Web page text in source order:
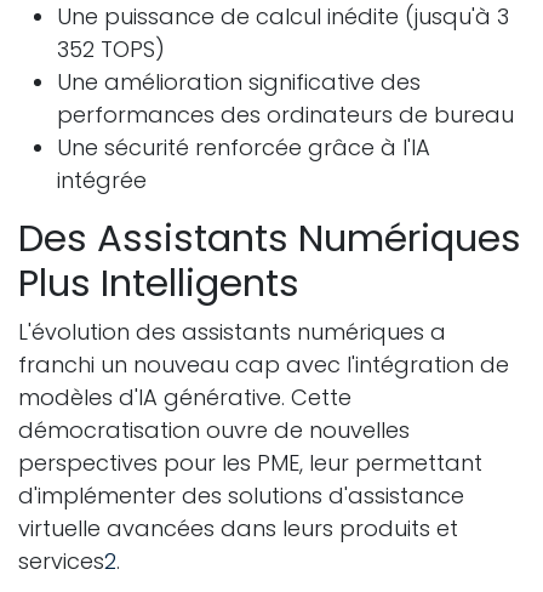
Une puissance de calcul inédite (jusqu'à 3
352 TOPS)
Une amélioration significative des
performances des ordinateurs de bureau
Une sécurité renforcée grâce à l'IA
intégrée
Des Assistants Numériques
Plus Intelligents
L'évolution des assistants numériques a
franchi un nouveau cap avec l'intégration de
modèles d'IA générative. Cette
démocratisation ouvre de nouvelles
perspectives pour les PME, leur permettant
d'implémenter des solutions d'assistance
virtuelle avancées dans leurs produits et
services2.